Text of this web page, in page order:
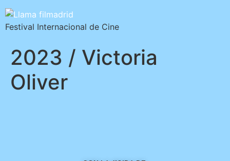
Festival Internacional de Cine
2023 / Victoria
Oliver